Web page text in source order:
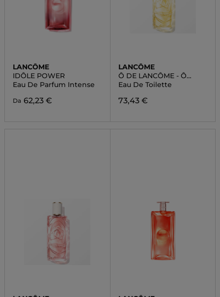
LANCÔME
IDÔLE POWER
Eau De Parfum Intense
Da 62,23 €
LANCÔME
Ô DE LANCÔME - Ô
ZENITH
Eau De Toilette
73,43 €